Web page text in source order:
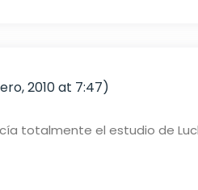
2010 at 7:47)
totalmente el estudio de